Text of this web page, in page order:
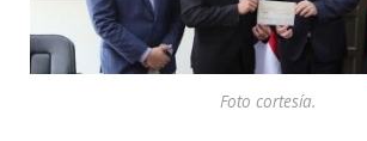
Foto cortesía.